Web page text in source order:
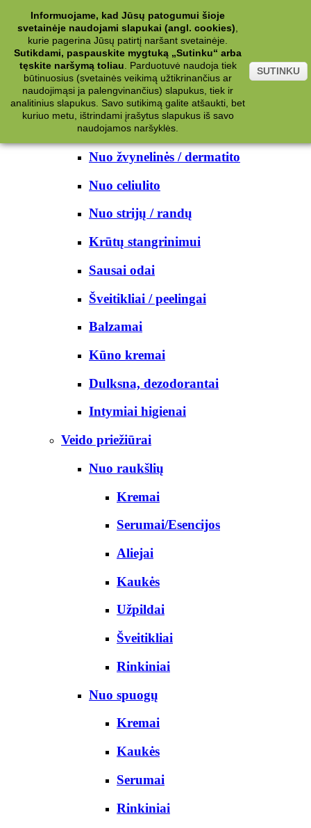
Kategorijos
Kosmetika
Kūno priežiūrai
Nuo prakaito
Kūno prausikliai
Nuo žvynelinės / dermatito
Nuo celiulito
Nuo strijų / randų
Krūtų stangrinimui
Sausai odai
Šveitikliai / peelingai
Balzamai
Kūno kremai
Dulksna, dezodorantai
Intymiai higienai
Veido priežiūrai
Nuo raukšlių
Kremai
Serumai/Esencijos
Aliejai
Kaukės
Užpildai
Šveitikliai
Rinkiniai
Nuo spuogų
Kremai
Kaukės
Serumai
Rinkiniai
Informuojame, kad Jūsų patogumui šioje
svetainėje naudojami slapukai (angl. cookies)
kurie pagerina Jūsų patirtį naršant svetainėje.
Sutikdami, paspauskite mygtuką „Sutinku“ arba
tęskite naršymą toliau
Parduotuvė naudoja tiek
būtinuosius (svetainės veikimą užtikrinančius ar
naudojimąsi ja palengvinančius) slapukus, tiek ir
analitinius slapukus. Savo sutikimą galite atšaukti, bet
kuriuo metu, ištrindami įrašytus slapukus iš savo
naudojamos naršyklės.
SUTINKU